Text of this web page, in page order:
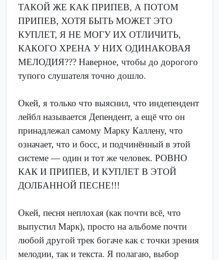
ТАКОЙ ЖЕ КАК ПРИПЕВ, А ПОТОМ
ПРИПЕВ, ХОТЯ БЫТЬ МОЖЕТ ЭТО
КУПЛЕТ, Я НЕ МОГУ ИХ ОТЛИЧИТЬ,
КАКОГО ХРЕНА У НИХ ОДИНАКОВАЯ
МЕЛОДИЯ??? Наверное, чтобы до дорогого
тупого слушателя точно дошло.
Окей, я только что выяснил, что индепендент
лейбл называется Депендент, а ещё что он
принадлежал самому Марку Каллену, что
означает, что и босс, и подчинённый в этой
системе — один и тот же человек. РОВНО
КАК И ПРИПЕВ, И КУПЛЕТ В ЭТОЙ
ДОЛБАННОЙ ПЕСНЕ!!!
Окей, песня неплохая (как почти всё, что
выпустил Марк), просто на альбоме почти
любой другой трек богаче как с точки зрения
мелодии, так и текста. Я полагаю, выбор